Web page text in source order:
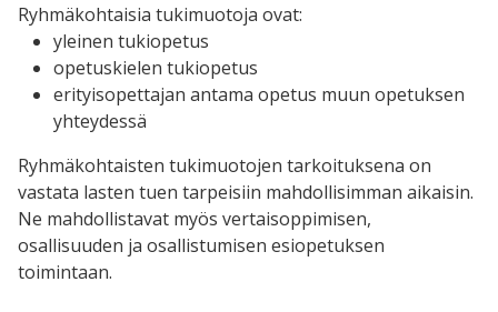
Ryhmäkohtaisia tukimuotoja ovat:
yleinen tukiopetus
opetuskielen tukiopetus
erityisopettajan antama opetus muun opetuksen
yhteydessä
Ryhmäkohtaisten tukimuotojen tarkoituksena on
vastata lasten tuen tarpeisiin mahdollisimman aikaisin.
Ne mahdollistavat myös vertaisoppimisen,
osallisuuden ja osallistumisen esiopetuksen
toimintaan.